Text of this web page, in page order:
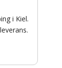
i Kiel.